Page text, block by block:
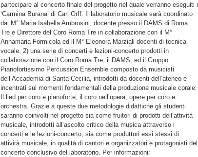
partecipare al concerto finale del progetto nel quale verranno eseguiti i
‘Carmina Burana’ di Carl Orff. Il laboratorio musicale sarà coordinato
dal M° Maria Isabella Ambrosini, docente presso il DAMS di Roma
Tre e Direttore del Coro Roma Tre in collaborazione con il M°
Annamaria Formicola ed il M° Eleonora Marziali docenti di tecnica
vocale. 2) una serie di concerti e lezioni-concerto prodotti in
collaborazione con il Coro Roma Tre, il DAMS, ed il Gruppo
Pianofortissimo Percussion Ensemble composto da musicisti
dell’Accademia di Santa Cecilia, introdotti da docenti dell’ateneo e
incentrati sui momenti fondamentali della produzione musicale corale:
Il lied per coro e pianoforte; il coro nell’opera; opere per coro e
orchestra. Grazie a queste due metodologie didattiche gli studenti
saranno coinvolti nel progetto sia come fruitori di prodotti dell’attività
musicale, introdotti all’ascolto critico della musica attraverso i
concerti e le lezioni-concerto, sia come produttori essi stessi di
attività musicale, in qualità di cantori e organizzatori e protagonisti del
concerto conclusivo del laboratorio. Per informazioni: